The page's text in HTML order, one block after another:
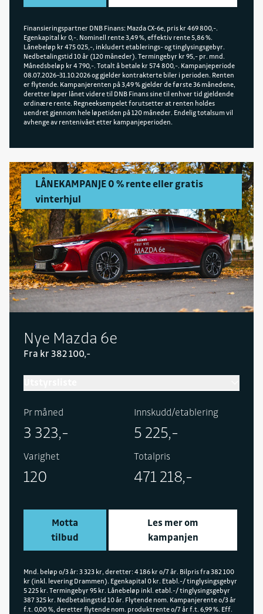
Finansieringspartner DNB Finans: Mazda CX-6e, pris kr 469 800,-.
Egenkapital kr 0,-. Nominell rente 3,49 %, effektiv rente 5,86 %.
Lånebeløp kr 475 025,-, inkludert etablerings- og tinglysingsgebyr.
Nedbetalingstid 10 år (120 måneder). Termingebyr kr 95,- pr. mnd.
Månedsbeløp kr 4 790,-. Totalt å betale kr 574 800,-. Kampanjeperiode
08.07.2026–31.10.2026 og gjelder kontrakterte biler i perioden. Renten
er flytende. Kampanjerenten på 3,49 % gjelder de første 36 månedene,
deretter løper lånet videre til DNB Finans sine til enhver tid gjeldende
ordinære rente. Regneeksempelet forutsetter at renten holdes
uendret gjennom hele løpetiden på 120 måneder. Endelig totalsum vil
avhenge av rentenivået etter kampanjeperioden.
LÅNEKAMPANJE 0 % rente eller gratis
vinterhjul
Nye Mazda 6e
Fra kr 382 100,-
Pr måned
3 323,-
Innskudd/etablering
5 225,-
Varighet
120
Totalpris
471 218,-
Motta
tilbud
Les mer om
kampanjen
Mnd. beløp o/3 år: 3 323 kr, deretter: 4 186 kr o/7 år. Bilpris fra 382 100
kr (inkl. levering Drammen). Egenkapital 0 kr. Etabl.-/ tinglysingsgebyr
5 225 kr. Termingebyr 95 kr. Lånebeløp inkl. etabl.-/ tinglysingsgebyr
387 325 kr. Nedbetalingstid 10 år. Flytende nom. Kampanjerente o/3 år
f.t. 0,00 %, deretter flytende nom. produktrente o/7 år f.t. 6,99 %. Eff.